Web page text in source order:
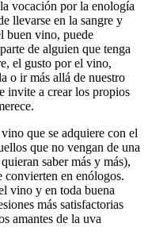
vocación por la enología
llevarse en la sangre y
buen vino, puede
de alguien que tenga
el gusto por el vino,
o ir más allá de nuestro
invite a crear los propios
que se adquiere con el
que no vengan de una
saber más y más),
convierten en enólogos.
vino y en toda buena
más satisfactorias
amantes de la uva